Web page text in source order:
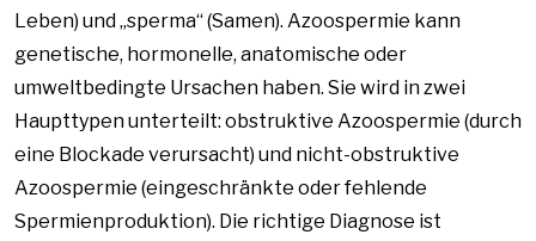
Leben) und „sperma“ (Samen). Azoospermie kann
genetische, hormonelle, anatomische oder
umweltbedingte Ursachen haben. Sie wird in zwei
Haupttypen unterteilt: obstruktive Azoospermie (durch
eine Blockade verursacht) und nicht-obstruktive
Azoospermie (eingeschränkte oder fehlende
Spermienproduktion). Die richtige Diagnose ist